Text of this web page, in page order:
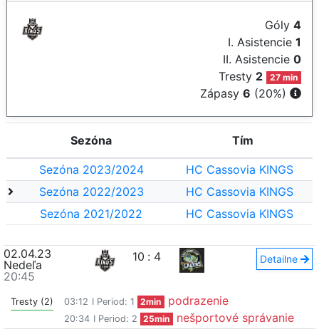
Góly 4
I. Asistencie 1
II. Asistencie 0
Tresty 2 27 min
Zápasy 6 (20%)
Sezóna Tím
Sezóna 2023/2024
HC Cassovia KINGS
Sezóna 2022/2023
HC Cassovia KINGS
Sezóna 2021/2022
HC Cassovia KINGS
02.04.23
Nedeľa
20:45
10 : 4 Detailne
Tresty (2) 03:12 I Period: 1 2min podrazenie
20:34 I Period: 2 25min
nešportové správanie